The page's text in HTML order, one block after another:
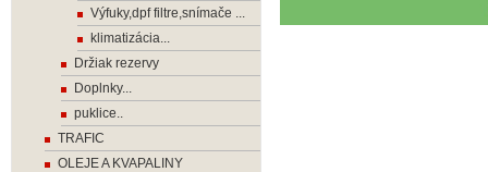
Výfuky,dpf filtre,snímače ...
klimatizácia...
Držiak rezervy
Doplnky...
puklice..
TRAFIC
OLEJE A KVAPALINY